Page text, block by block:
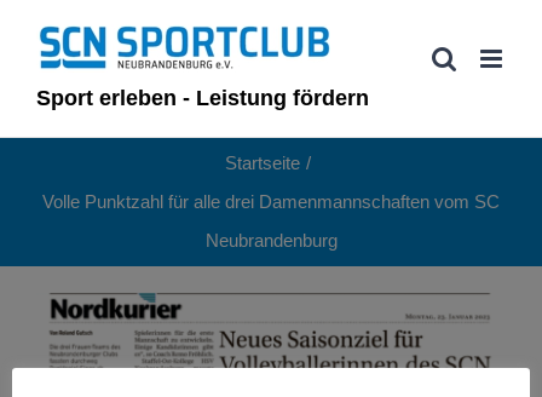
Inhalt
springenSport erleben - Leistung fördern
Startseite
Volle Punktzahl für alle drei Damenmannschaften vom SC
Neubrandenburg